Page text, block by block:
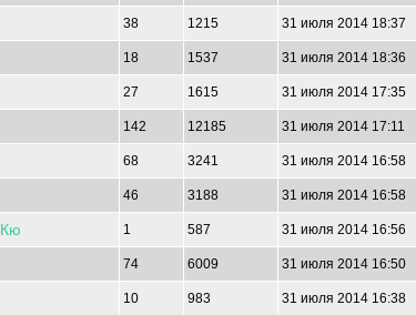
38 1215 31 июля 2014 18:37
18 1537 31 июля 2014 18:36
27 1615 31 июля 2014 17:35
142 12185 31 июля 2014 17:11
68 3241 31 июля 2014 16:58
46 3188 31 июля 2014 16:58
Кю 1 587 31 июля 2014 16:56
74 6009 31 июля 2014 16:50
10 983 31 июля 2014 16:38